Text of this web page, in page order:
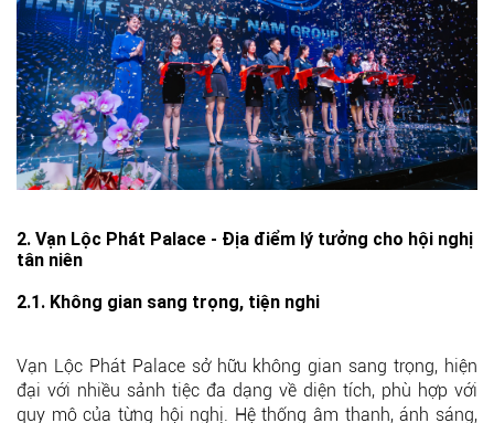
2. Vạn Lộc Phát Palace - Địa điểm lý tưởng cho hội nghị
tân niên
2.1. Không gian sang trọng, tiện nghi
Vạn Lộc Phát Palace sở hữu không gian sang trọng, hiện
đại với nhiều sảnh tiệc đa dạng về diện tích, phù hợp với
quy mô của từng hội nghị. Hệ thống âm thanh, ánh sáng,